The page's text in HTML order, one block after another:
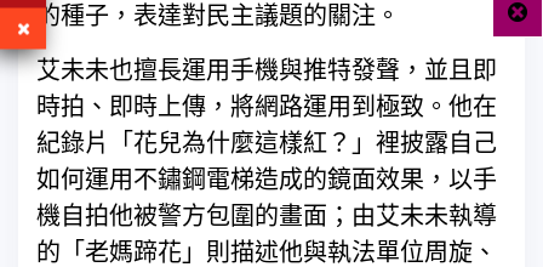
的種子，表達對民主議題的關注。
艾未未也擅長運用手機與推特發聲，並且即
時拍、即時上傳，將網路運用到極致。他在
紀錄片「花兒為什麼這樣紅？」裡披露自己
如何運用不鏽鋼電梯造成的鏡面效果，以手
機自拍他被警方包圍的畫面；由艾未未執導
的「老媽蹄花」則描述他與執法單位周旋、